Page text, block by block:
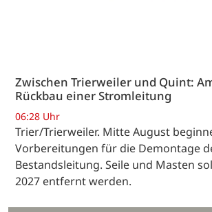
Zwischen Trierweiler und Quint:
Rückbau einer Stromleitung
06:28 Uhr
Trier/Trierweiler. Mitte August
Vorbereitungen für die Demontage
Bestandsleitung. Seile und Masten
2027 entfernt werden.